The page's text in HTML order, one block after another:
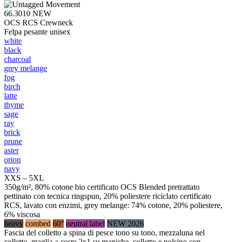
66.3010 NEW
OCS RCS Crewneck
Felpa pesante unisex
white
black
charcoal
grey melange
fog
birch
latte
thyme
sage
ray
brick
prune
aster
orion
navy
XXS – 5XL
350g/m², 80% cotone bio certificato OCS Blended pretrattato
pettinato con tecnica ringspun, 20% poliestere riciclato certificato
RCS, lavato con enzimi, grey melange: 74% cotone, 20% poliestere,
6% viscosa
heavy combed 60° neutral label NEW 2026
Fascia del colletto a spina di pesce tono su tono, mezzaluna nel